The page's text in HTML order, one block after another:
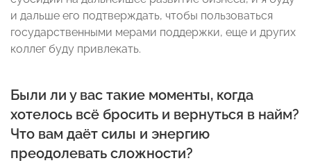
и дальше его подтверждать, чтобы пользоваться
государственными мерами поддержки, еще и других
коллег буду привлекать.
Были ли у вас такие моменты, когда
хотелось всё бросить и вернуться в найм?
Что вам даёт силы и энергию
преодолевать сложности?